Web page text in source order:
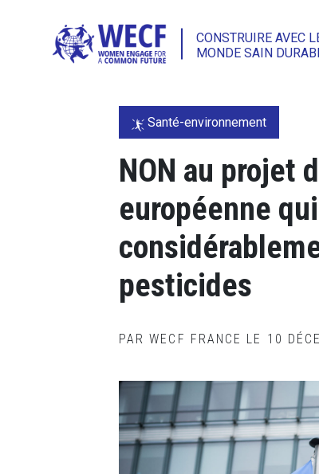
CONSTRUIRE AVEC
MONDE SAIN
Santé-environnement
NON au projet
européenne
pesticides
PAR WECF FRANCE LE 10